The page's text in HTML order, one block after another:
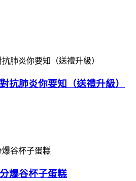
抗肺炎你要知（送禮升級）
爆谷杯子蛋糕